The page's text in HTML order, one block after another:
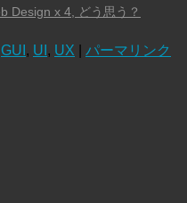
Design x 4, どう思う？
GUI , UI , UX パーマリンク